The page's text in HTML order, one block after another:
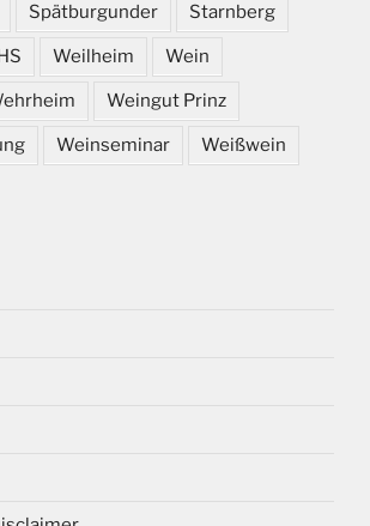
Spätburgunder Starnberg
Weilheim Wein
Weingut Prinz
Weinseminar Weißwein